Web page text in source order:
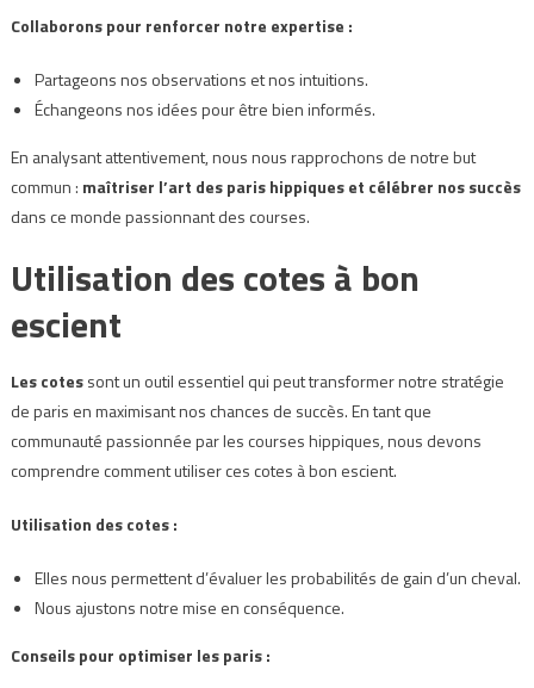
Collaborons pour renforcer notre expertise :
Partageons nos observations et nos intuitions.
Échangeons nos idées pour être bien informés.
En analysant attentivement, nous nous rapprochons de notre but
commun : maîtriser l’art des paris hippiques et célébrer nos succès
dans ce monde passionnant des courses.
Utilisation des cotes à bon
escient
Les cotessont un outil essentiel qui peut transformer notre stratégie
de paris en maximisant nos chances de succès. En tant que
communauté passionnée par les courses hippiques, nous devons
comprendre comment utiliser ces cotes à bon escient.
Utilisation des cotes :
Elles nous permettent d’évaluer les probabilités de gain d’un cheval.
Nous ajustons notre mise en conséquence.
Conseils pour optimiser les paris :